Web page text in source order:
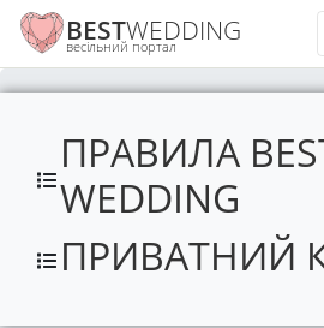
BESTWEDDING
весільний портал
ПРАВИЛА
WEDDING
ПРИВАТНИЙ